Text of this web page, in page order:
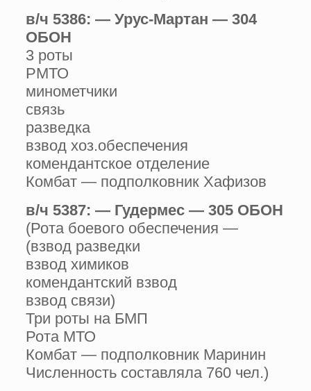
в/ч 5386: — Урус-Мартан — 304
ОБОН
3 роты
РМТО
минометчики
связь
разведка
взвод хоз.обеспечения
комендантское отделение
Комбат — подполковник Хафизов
в/ч 5387: — Гудермес — 305 ОБОН
(Рота боевого обеспечения —
(взвод разведки
взвод химиков
комендантский взвод
взвод связи)
Три роты на БМП
Рота МТО
Комбат — подполковник Маринин
Численность составляла 760 чел.)